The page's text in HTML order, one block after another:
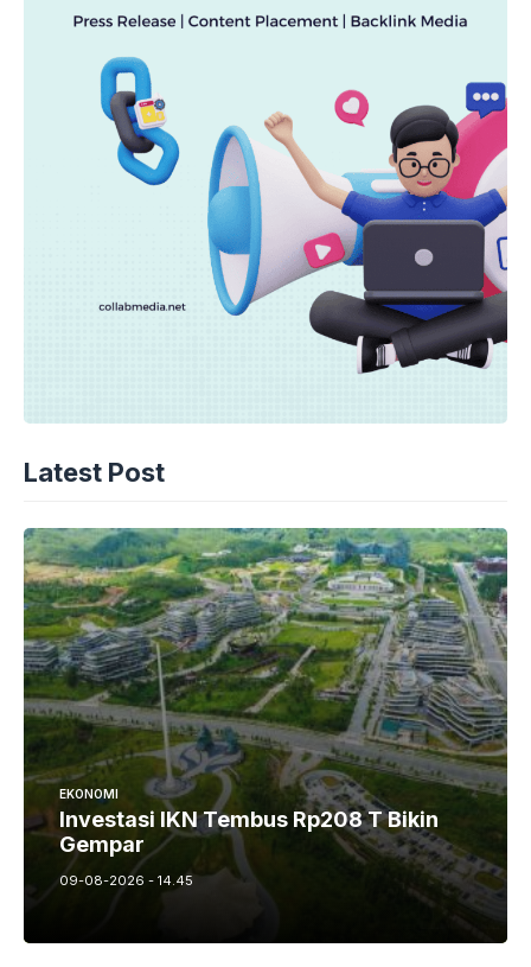
Latest Post
EKONOMI
Investasi IKN Tembus Rp208 T Bikin
Gempar
09-08-2026 - 14.45